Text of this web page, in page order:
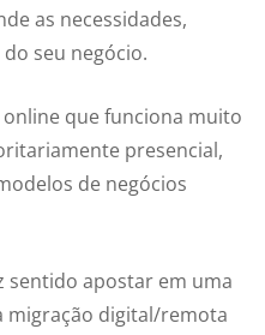
as necessidades,
seu negócio.
que funciona muito
presencial,
de negócios
sentido apostar em uma
migração digital/remota